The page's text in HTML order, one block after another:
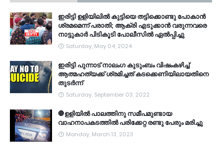
ഇരിട്ടി ഉളിയിലിൽ കുട്ടിയെ തട്ടിക്കൊണ്ടു പോകാൻ
ശ്രമമെന്ന് പരാതി; ആക്രി എടുക്കാൻ വരുന്നവരെ
നാട്ടുകാർ പിടികൂടി പോലീസിൽ ഏൽപ്പിച്ചു
Saturday, May 04, 2024
ഇരിട്ടി പുന്നാട് നാലംഗ കുടുംബം വിഷംകഴിച്ച്‌
ആത്മഹത്യക്ക് ശ്രമിച്ചത് കടക്കെണിയിലായതിനെ
തുടർന്ന്
Saturday, September 03, 2022
🛑ഉളിയിൽ പാലത്തിനു സമീപമുണ്ടായ
വാഹനാപകടത്തിൽ പരിക്കേറ്റ രണ്ടു പേരും മരിച്ചു
Monday, March 13, 2023